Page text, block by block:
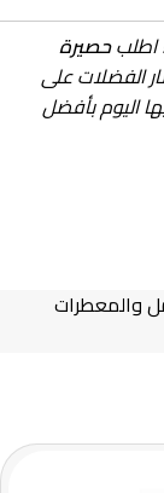
اطلبحصيرة
الفضلات على
اليوم بأفضل
والمعطرات